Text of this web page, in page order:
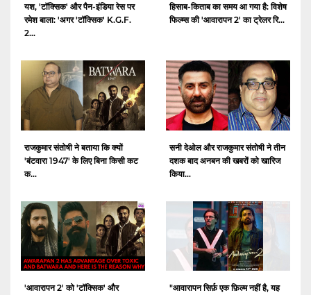
यश, 'टॉक्सिक' और पैन-इंडिया रेस पर
रमेश बाला: 'अगर 'टॉक्सिक' K.G.F.
2...
हिसाब-किताब का समय आ गया है: विशेष
फिल्म्स की 'आवारापन 2' का ट्रेलर रि...
राजकुमार संतोषी ने बताया कि क्यों
'बंटवारा 1947' के लिए बिना किसी कट
क...
सनी देओल और राजकुमार संतोषी ने तीन
दशक बाद अनबन की खबरों को खारिज
किया...
'आवारापन 2' को 'टॉक्सिक' और
"आवारापन सिर्फ़ एक फ़िल्म नहीं है, यह